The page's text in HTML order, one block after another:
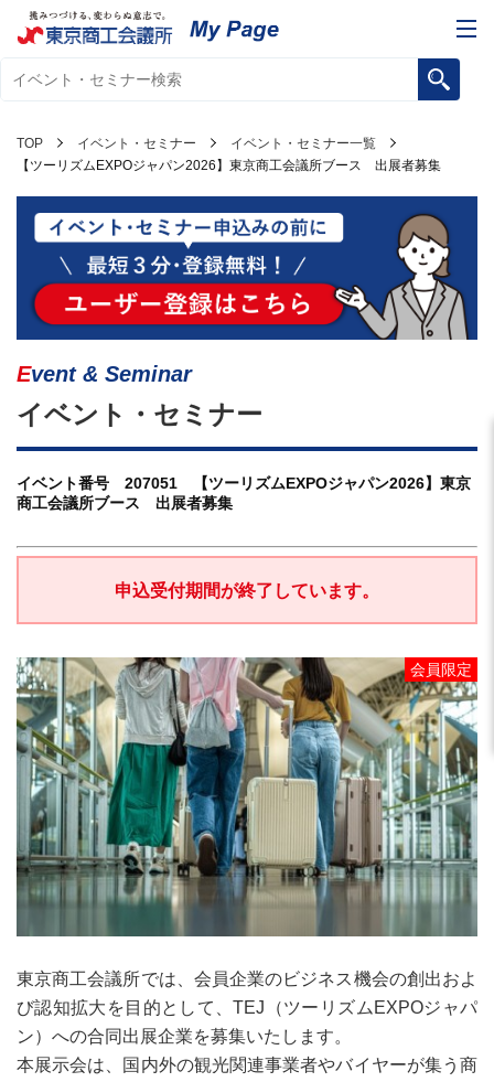
TOP イベント・セミナー
イベント・セミナー一覧
【ツーリズムEXPOジャパン2026】東京商工会議所ブース 出展者募集
Event & Seminar
イベント・セミナー
イベント番号 207051 【ツーリズムEXPOジャパン2026】東京
商工会議所ブース 出展者募集
申込受付期間が終了しています。
会員限定
東京商工会議所では、会員企業のビジネス機会の創出およ
び認知拡大を目的として、TEJ（ツーリズムEXPOジャパ
ン）への合同出展企業を募集いたします。
本展示会は、国内外の観光関連事業者やバイヤーが集う商